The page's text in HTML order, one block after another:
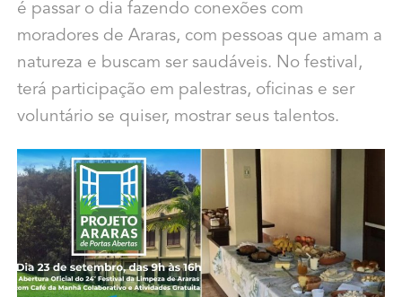
é passar o dia fazendo conexões com
moradores de Araras, com pessoas que amam a
natureza e buscam ser saudáveis. No festival,
terá participação em palestras, oficinas e ser
voluntário se quiser, mostrar seus talentos.